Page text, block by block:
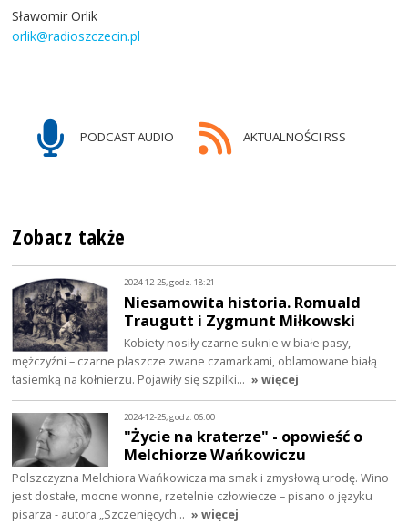
Sławomir Orlik
orlik@radioszczecin.pl
PODCAST AUDIO AKTUALNOŚCI RSS
Zobacz także
2024-12-25, godz. 18:21
Niesamowita historia. Romuald
Traugutt i Zygmunt Miłkowski
Kobiety nosiły czarne suknie w białe pasy,
mężczyźni – czarne płaszcze zwane czamarkami, oblamowane białą
tasiemką na kołnierzu. Pojawiły się szpilki… » więcej
2024-12-25, godz. 06:00
"Życie na kraterze" - opowieść o
Melchiorze Wańkowiczu
Polszczyzna Melchiora Wańkowicza ma smak i zmysłową urodę. Wino
jest dostałe, mocne wonne, rzetelnie człowiecze – pisano o języku
pisarza - autora „Szczenięcych… » więcej